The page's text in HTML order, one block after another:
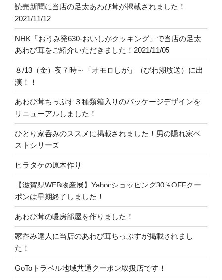
読売新聞に当店の足太あわび茸が掲載されました！
2021/11/12
NHK「おうみ発630-おいしがクッキング」で当店の足太
あわび茸をご紹介いただきました！2021/11/05
８/13（金）夜７時～「オモロしが」（びわ湖放送）に出
演！！
あわび茸ちっぷす３種類箱入りのパッケージデザインを
リニューアルしました！
ひとり家呑みのススメに掲載されました！男の隠れ家ベ
ストシリーズ
ヒラタケの原木作り
【滋賀県WEB物産展】Yahooショッピング30％OFFクー
ポンは早期終了しました！
あわび茸の暖房部屋を作りました！
家呑み達人に当店のあわび茸ちっぷすが掲載されまし
た！
GoToトラベル地域共通クーポン取扱店です！